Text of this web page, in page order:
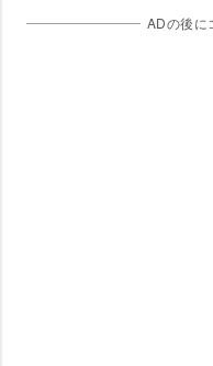
ADの後に